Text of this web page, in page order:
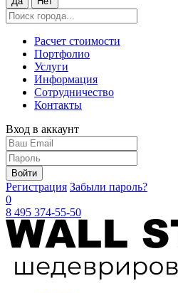
Расчет стоимости
Портфолио
Услуги
Информация
Сотрудничество
Контакты
Вход в аккаунт
Войти
Регистрация Забыли пароль?
0
8 495 374-55-50